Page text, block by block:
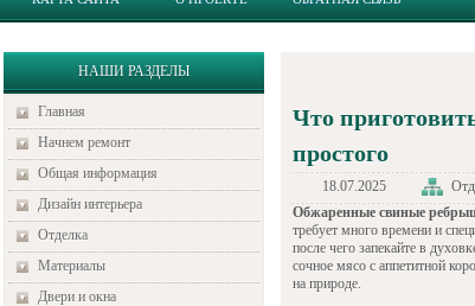
НАШИ РАЗДЕЛЫ
Главная
Начнем ремонт
Общая информация
Дизайн интерьера
Отделка
Материалы
Двери и окна
Что
простого
18.07.2025
Обжаренные свиные
требует много времени и
после чего запекайте в
сочное мясо с аппетитной
на природе.